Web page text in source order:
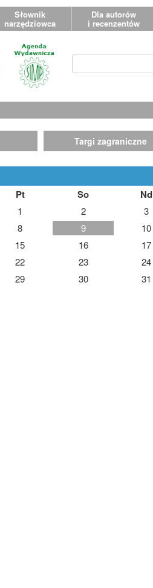
Słownik
narzędziowca
Dla autorów
i recenzentów
Targi zagraniczne
Pt So Nd
1 2
3
8 9
10
15 16
17
22 23
24
29 30 31